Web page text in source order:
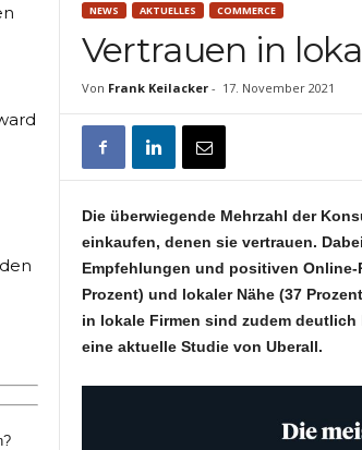
NEWS AKTUELLES COMMERCE
Vertrauen in
Von Frank Keilacker- 17. November 2021
Die überwiegende Mehrzahl der
einkaufen, denen sie vertrauen.
Empfehlungen und positiven
Prozent) und lokaler Nähe (37
in lokale Firmen sind zudem deutlich
eine aktuelle Studie von Uberall.